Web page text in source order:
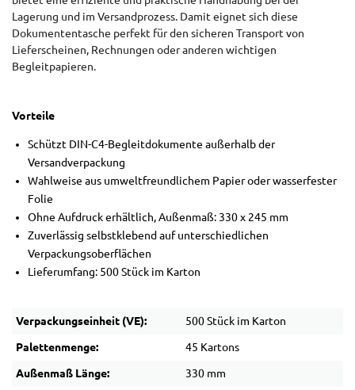
Lagerung und im Versandprozess. Damit eignet sich diese
Dokumententasche perfekt für den sicheren Transport von
Lieferscheinen, Rechnungen oder anderen wichtigen
Begleitpapieren.
Vorteile
Schützt DIN-C4-Begleitdokumente außerhalb der
Versandverpackung
Wahlweise aus umweltfreundlichem Papier oder wasserfester
Folie
Ohne Aufdruck erhältlich, Außenmaß: 330 x 245 mm
Zuverlässig selbstklebend auf unterschiedlichen
Verpackungsoberflächen
Lieferumfang: 500 Stück im Karton
Verpackungseinheit (VE): 500 Stück im Karton
Palettenmenge: 45 Kartons
Außenmaß Länge: 330 mm